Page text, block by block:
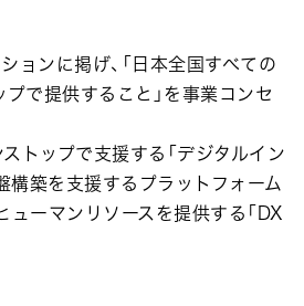
ョンに掲げ、「日本全国すべての
で提供すること」を事業コンセ
トップで支援する「デジタルイン
構築を支援するプラットフォーム
ューマンリソースを提供する「DX